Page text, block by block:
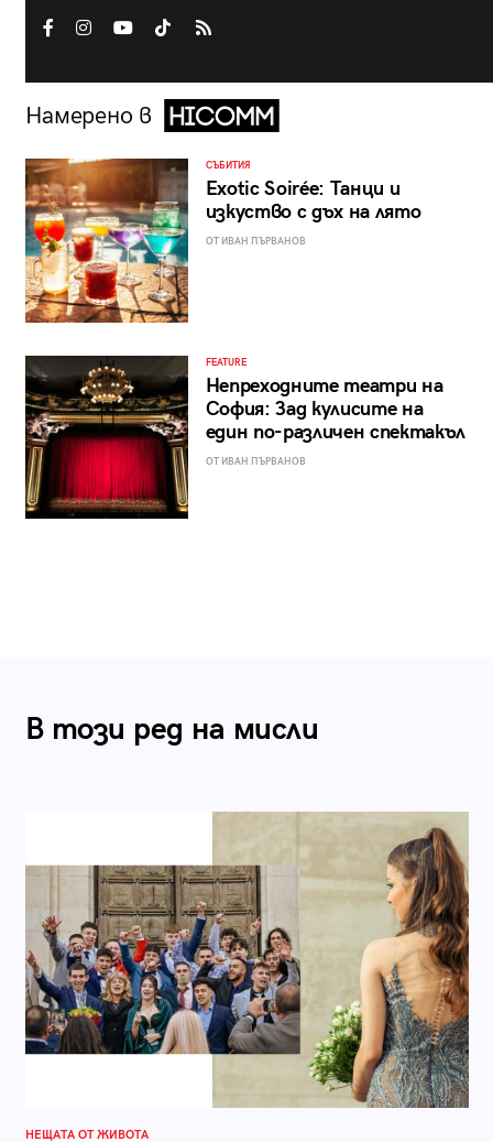
Намерено в
СЪБИТИЯ
Exotic Soirée: Танци и
изкуство с дъх на лято
ОТ ИВАН ПЪРВАНОВ
FEATURE
Непреходните театри на
София: Зад кулисите на
един по-различен спектакъл
ОТ ИВАН ПЪРВАНОВ
В този ред на мисли
НЕЩАТА ОТ ЖИВОТА